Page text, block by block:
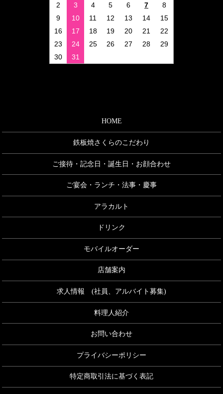
2
3 4 5 6 7
8
9
10 11 12 13 14
15
16
17 18 19 20 21
22
23
24 25 26 27 28
29
30
31
HOME
鉄板焼さくらのこだわり
ご接待・記念日・誕生日・お顔合わせ
ご宴会・ランチ・法事・慶事
アラカルト
ドリンク
モバイルオーダー
店舗案内
求人情報 (社員、アルバイト募集)
料理人紹介
お問い合わせ
プライバシーポリシー
特定商取引法に基づく表記